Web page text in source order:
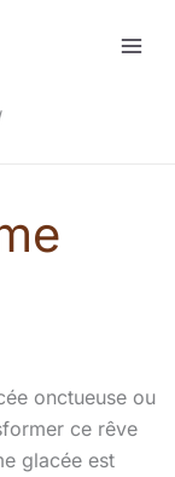
onctueuse ou
ce rêve
glacée est